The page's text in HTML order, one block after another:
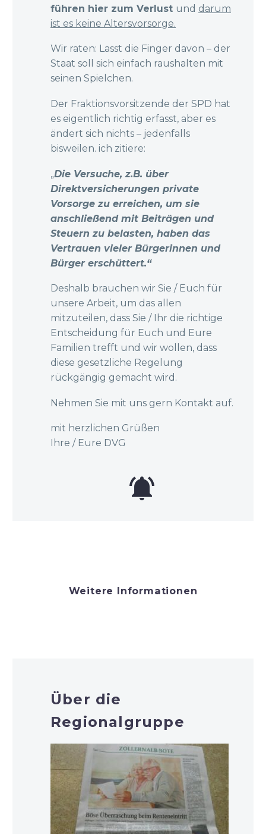
führen hier zum Verlust und darum
ist es keine Altersvorsorge.
Wir raten: Lasst die Finger davon – der
Staat soll sich einfach raushalten mit
seinen Spielchen.
Der Fraktionsvorsitzende der SPD hat
es eigentlich richtig erfasst, aber es
ändert sich nichts – jedenfalls
bisweilen. ich zitiere:
„Die Versuche, z.B. über
Direktversicherungen private
Vorsorge zu erreichen, um sie
anschließend mit Beiträgen und
Steuern zu belasten, haben das
Vertrauen vieler Bürgerinnen und
Bürger erschüttert.“
Deshalb brauchen wir Sie / Euch für
unsere Arbeit, um das allen
mitzuteilen, dass Sie / Ihr die richtige
Entscheidung für Euch und Eure
Familien trefft und wir wollen, dass
diese gesetzliche Regelung
rückgängig gemacht wird.
Nehmen Sie mit uns gern Kontakt auf.
mit herzlichen Grüßen
Ihre / Eure DVG


Weitere Informationen
Über die
Regionalgruppe